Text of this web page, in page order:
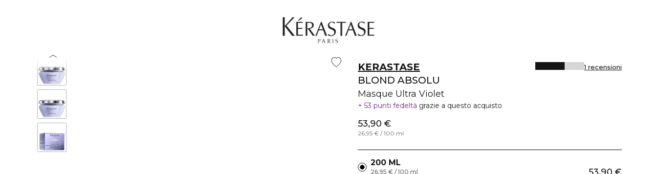
KERASTASE
BLOND ABSOLU
Masque Ultra Violet
1 recensioni
53 punti fedeltà grazie a questo acquisto
53,90 €
26,95 € / 100 ml
200 ML
26,95 € / 100 ml